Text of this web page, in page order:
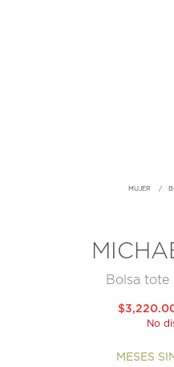
MUJER
Bolsa tote
No
MESES